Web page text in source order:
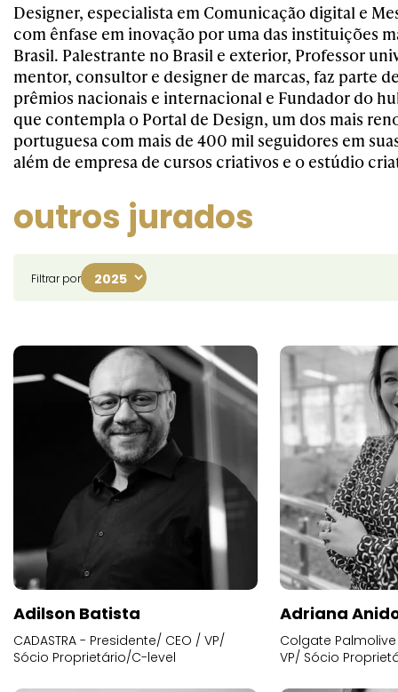
Designer, especialista em Comunicação digital e
com ênfase em inovação por uma das instituições
Brasil. Palestrante no Brasil e exterior, Professor
mentor, consultor e designer de marcas, faz parte
prêmios nacionais e internacional e Fundador do
que contempla o Portal de Design, um dos mais
portuguesa com mais de 400 mil seguidores em
além de empresa de cursos criativos e o estúdio
outros jurados
Filtrar por
Adilson Batista
CADASTRA - Presidente/ CEO / VP/
Sócio Proprietário/C-level
Adriana
Colgate
VP/ Sócio